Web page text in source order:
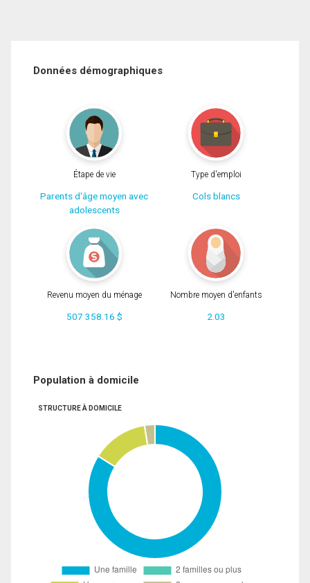
Données démographiques
Étape de vie
Parents d'âge moyen avec
adolescents
Type d'emploi
Cols blancs
Revenu moyen du ménage
507 358.16 $
Nombre moyen d'enfants
2.03
Population à domicile
STRUCTURE À DOMICILE